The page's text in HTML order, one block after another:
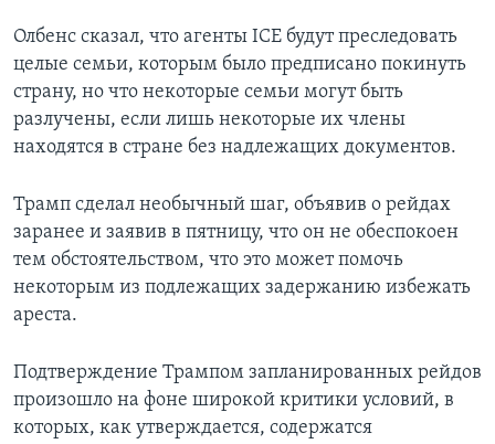
Олбенс сказал, что агенты ICE будут преследовать
целые семьи, которым было предписано покинуть
страну, но что некоторые семьи могут быть
разлучены, если лишь некоторые их члены
находятся в стране без надлежащих документов.
Трамп сделал необычный шаг, объявив о рейдах
заранее и заявив в пятницу, что он не обеспокоен
тем обстоятельством, что это может помочь
некоторым из подлежащих задержанию избежать
ареста.
Подтверждение Трампом запланированных рейдов
произошло на фоне широкой критики условий, в
которых, как утверждается, содержатся